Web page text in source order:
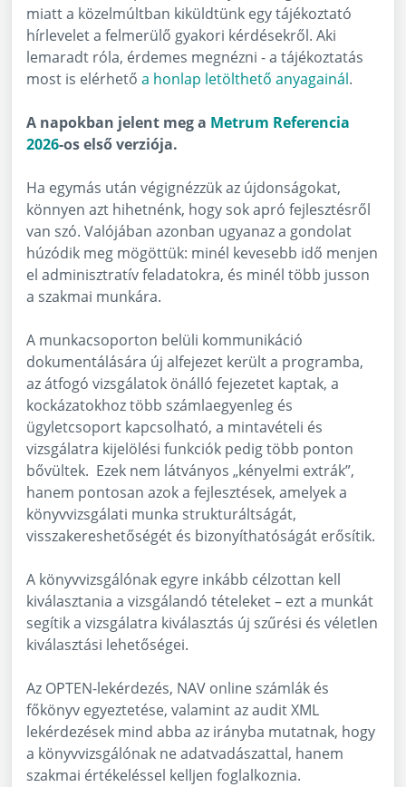
miatt a közelmúltban kiküldtünk egy tájékoztató
hírlevelet a felmerülő gyakori kérdésekről. Aki
lemaradt róla, érdemes megnézni - a tájékoztatás
most is elérhető a honlap letölthető anyagainál.
A napokban jelent meg a Metrum Referencia
2026-os első verziója.
Ha egymás után végignézzük az újdonságokat,
könnyen azt hihetnénk, hogy sok apró fejlesztésről
van szó. Valójában azonban ugyanaz a gondolat
húzódik meg mögöttük: minél kevesebb idő menjen
el adminisztratív feladatokra, és minél több jusson
a szakmai munkára.
A munkacsoporton belüli kommunikáció
dokumentálására új alfejezet került a programba,
az átfogó vizsgálatok önálló fejezetet kaptak, a
kockázatokhoz több számlaegyenleg és
ügyletcsoport kapcsolható, a mintavételi és
vizsgálatra kijelölési funkciók pedig több ponton
bővültek. Ezek nem látványos „kényelmi extrák”,
hanem pontosan azok a fejlesztések, amelyek a
könyvvizsgálati munka strukturáltságát,
visszakereshetőségét és bizonyíthatóságát erősítik.
A könyvvizsgálónak egyre inkább célzottan kell
kiválasztania a vizsgálandó tételeket – ezt a munkát
segítik a vizsgálatra kiválasztás új szűrési és véletlen
kiválasztási lehetőségei.
Az OPTEN-lekérdezés, NAV online számlák és
főkönyv egyeztetése, valamint az audit XML
lekérdezések mind abba az irányba mutatnak, hogy
a könyvvizsgálónak ne adatvadászattal, hanem
szakmai értékeléssel kelljen foglalkoznia.